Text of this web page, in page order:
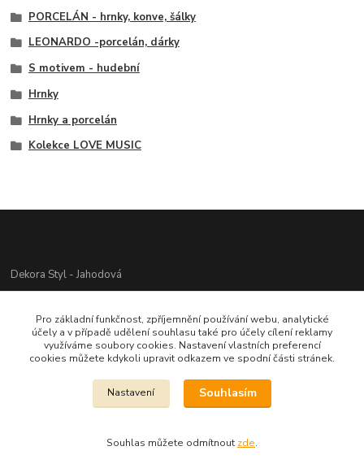
PORCELÁN - hrnky, konve, šálky
LEONARDO -porcelán, dárky
S motivem - hudební
Hrnky
Hrnky a porcelán
Kolekce LOVE MUSIC
Dekora Styl - Jahodová
721312944
info@zbozi-darky.cz
Pro základní funkčnost, zpříjemnění používání webu, analytické
účely a v případě udělení souhlasu také pro účely cílení reklamy
využíváme soubory cookies. Nastavení vlastních preferencí
cookies můžete kdykoli upravit odkazem ve spodní části stránek.
Nastavení Souhlasím
Souhlas můžete odmítnout zde.